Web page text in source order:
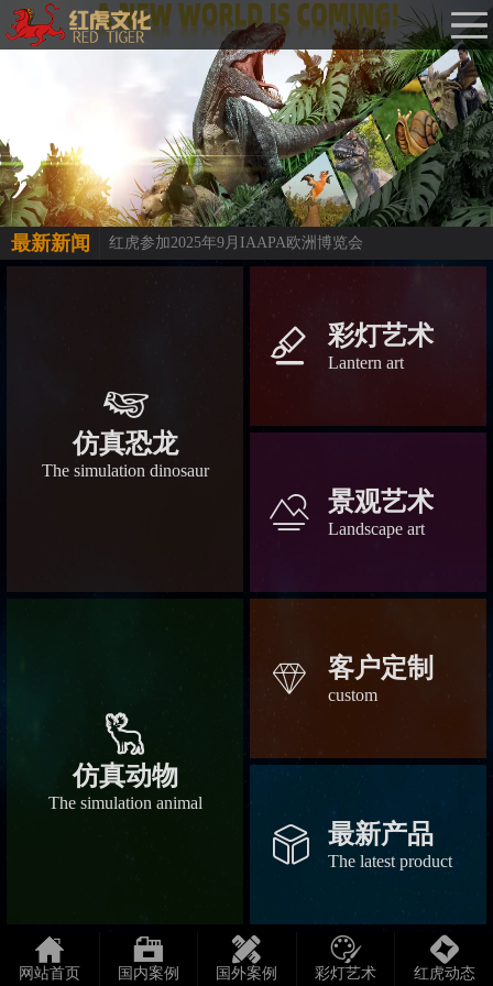
最新新闻 红虎参加2025年9月IAAPA欧洲博览会
󡀅
仿真恐龙
The simulation dinosaur
󡀁 彩灯艺术
Lantern art
󡀆 景观艺术
Landscape art
󡀄
仿真动物
The simulation animal
󡀃 客户定制
custom
󡀂 最新产品
The latest product

网站首页

国内案例

国外案例

彩灯艺术

红虎动态